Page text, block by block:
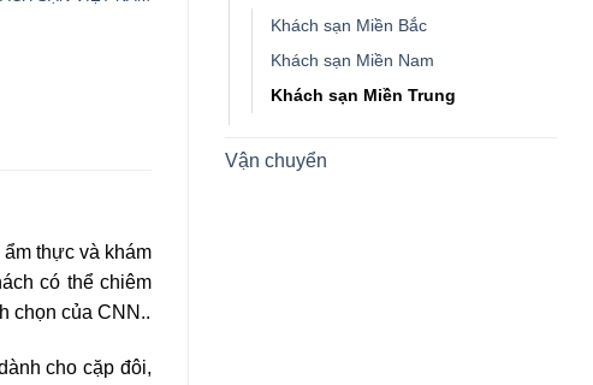
Khách sạn Miền Bắc
Khách sạn Miền Nam
Khách sạn Miền Trung
Vận chuyển
thực và khám
có thể chiêm
chọn của CNN..
cho cặp đôi,